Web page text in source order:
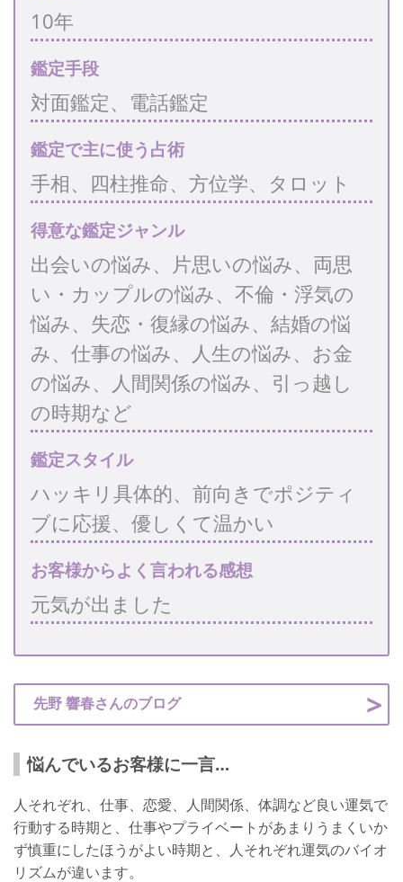
10年
鑑定手段
対面鑑定、電話鑑定
鑑定で主に使う占術
手相、四柱推命、方位学、タロット
得意な鑑定ジャンル
出会いの悩み、片思いの悩み、両思
い・カップルの悩み、不倫・浮気の
悩み、失恋・復縁の悩み、結婚の悩
み、仕事の悩み、人生の悩み、お金
の悩み、人間関係の悩み、引っ越し
の時期など
鑑定スタイル
ハッキリ具体的、前向きでポジティ
ブに応援、優しくて温かい
お客様からよく言われる感想
元気が出ました
先野 響春さんのブログ
悩んでいるお客様に一言…
人それぞれ、仕事、恋愛、人間関係、体調など良い運気で
行動する時期と、仕事やプライベートがあまりうまくいか
ず慎重にしたほうがよい時期と、人それぞれ運気のバイオ
リズムが違います。